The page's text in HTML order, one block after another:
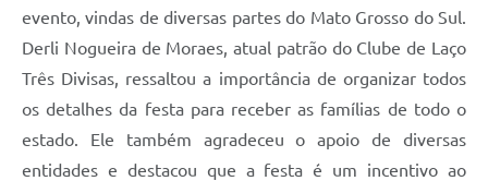
evento, vindas de diversas partes do Mato Grosso do Sul.
Derli Nogueira de Moraes, atual patrão do Clube de Laço
Três Divisas, ressaltou a importância de organizar todos
os detalhes da festa para receber as famílias de todo o
estado. Ele também agradeceu o apoio de diversas
entidades e destacou que a festa é um incentivo ao